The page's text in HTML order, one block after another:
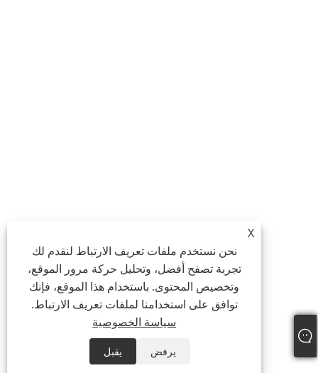
X
نحن نستخدم ملفات تعريف الارتباط لنقدم لك
تجربة تصفح أفضل، وتحليل حركة مرور الموقع،
وتخصيص المحتوى. باستخدام هذا الموقع، فإنك
توافق على استخدامنا لملفات تعريف الارتباط.
سياسة الخصوصية
يرفض يقبل